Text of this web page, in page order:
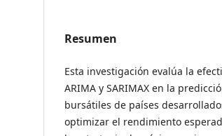
Resumen
Esta investigación evalúa la
ARIMA y SARIMAX en la
bursátiles de países
optimizar el rendimiento